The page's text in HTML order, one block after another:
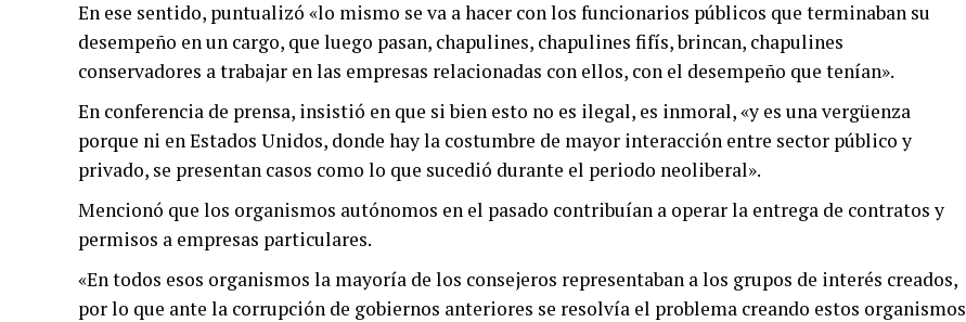
En ese sentido, puntualizó «lo mismo se va a hacer con los funcionarios públicos que terminaban su
desempeño en un cargo, que luego pasan, chapulines, chapulines fifís, brincan, chapulines
conservadores a trabajar en las empresas relacionadas con ellos, con el desempeño que tenían».
En conferencia de prensa, insistió en que si bien esto no es ilegal, es inmoral, «y es una vergüenza
porque ni en Estados Unidos, donde hay la costumbre de mayor interacción entre sector público y
privado, se presentan casos como lo que sucedió durante el periodo neoliberal».
Mencionó que los organismos autónomos en el pasado contribuían a operar la entrega de contratos y
permisos a empresas particulares.
«En todos esos organismos la mayoría de los consejeros representaban a los grupos de interés creados,
por lo que ante la corrupción de gobiernos anteriores se resolvía el problema creando estos organismos